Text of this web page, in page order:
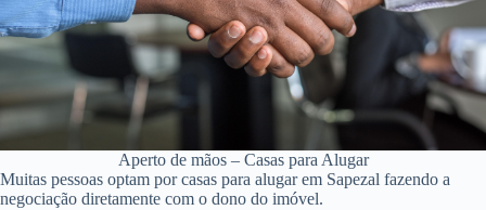
Aperto de mãos – Casas para Alugar
Muitas pessoas optam por casas para alugar em Sapezal fazendo a
negociação diretamente com o dono do imóvel.